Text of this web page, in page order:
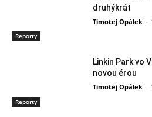
Reporty
druhýkrát
Timotej Opálek -
Reporty
Linkin Park vo
novou érou
Timotej Opálek -